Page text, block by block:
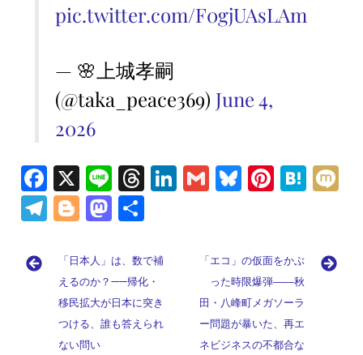
pic.twitter.com/F0gjUAsLAm
— 🌸上城孝嗣
(@taka_peace369) June 4,
2026
Fa
ce
b
o
k
X
Li
n
e
T
a
d
s
Li
G
l
Bl
ky
Pi
es
t
H
n
Te
gr
a
m
Bl
g
g
er
M
to
d
o
n
「日本人」は、数で補
えるのか？——帰化・
移民拡大が日本に突き
つける、誰も答えられ
ない問い
「エコ」の仮面をかぶ
った時限爆弾――秋
田・八峰町メガソーラ
ー問題が暴いた、再エ
ネビジネスの不都合な